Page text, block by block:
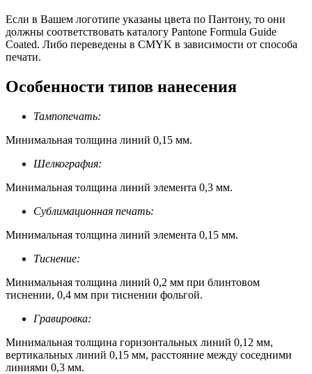
Если в Вашем логотипе указаны цвета по Пантону, то они
должны соответствовать каталогу Pantone Formula Guide
Coated. Либо переведены в CMYK в зависимости от способа
печати.
Особенности типов нанесения
Тампопечать:
Минимальная толщина линий 0,15 мм.
Шелкография:
Минимальная толщина линий элемента 0,3 мм.
Сублимационная печать:
Минимальная толщина линий элемента 0,15 мм.
Тиснение:
Минимальная толщина линий 0,2 мм при блинтовом
тиснении, 0,4 мм при тиснении фольгой.
Гравировка:
Минимальная толщина горизонтальных линий 0,12 мм,
вертикальных линий 0,15 мм, расстояние между соседними
линиями 0,3 мм.